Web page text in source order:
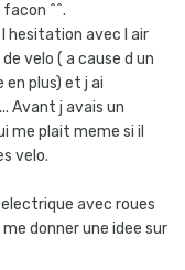
^^.
hesitation avec l air
velo ( a cause d un
plus) et j ai
Avant j avais un
me plait meme si il
velo.
avec roues
donner une idee sur